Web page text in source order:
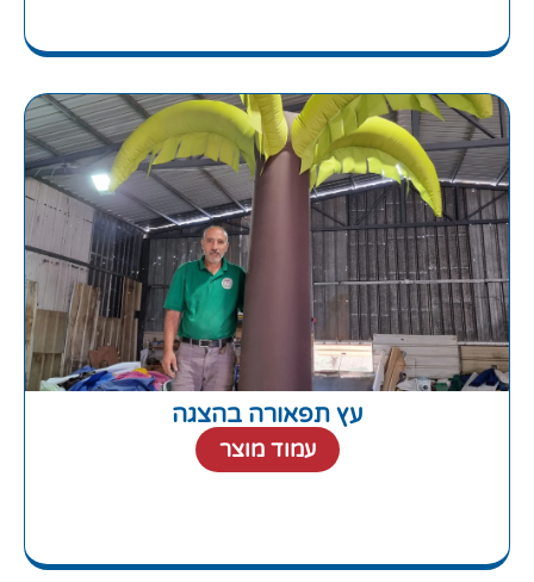
עץ תפאורה בהצגה
עמוד מוצר